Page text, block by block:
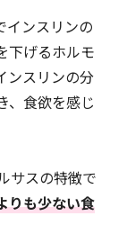
インスリンの
下げるホルモ
ンスリンの分
、食欲を感じ
サスの特徴で
りも少ない食